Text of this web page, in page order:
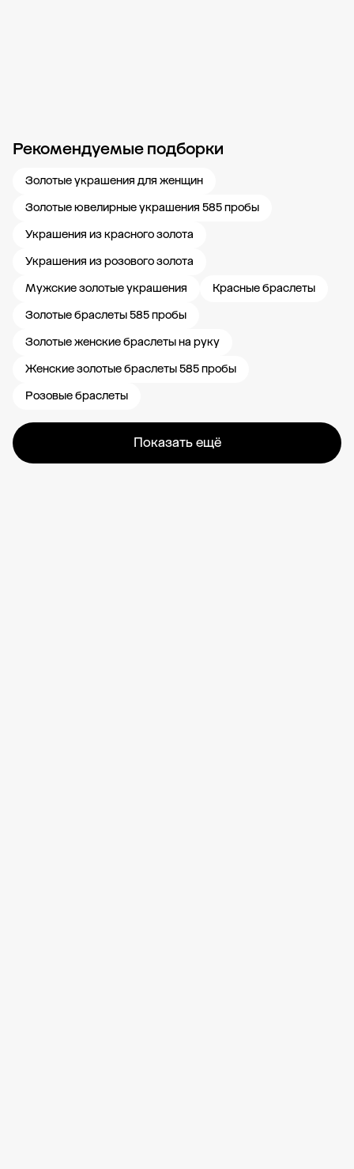
Рекомендуемые подборки
Золотые украшения для женщин
Золотые ювелирные украшения 585 пробы
Украшения из красного золота
Украшения из розового золота
Мужские золотые украшения
Красные браслеты
Золотые браслеты 585 пробы
Золотые женские браслеты на руку
Женские золотые браслеты 585 пробы
Розовые браслеты
Показать ещё
Новости компании Журнал ЗОЛОТОЙ Блог